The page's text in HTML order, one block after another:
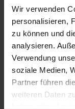
Wir verwenden
personalisieren,
zu können und
analysieren.
Verwendung
soziale Medien,
Partner führen
weiteren Daten
2025
250 €
Die aktuelle
können Sie